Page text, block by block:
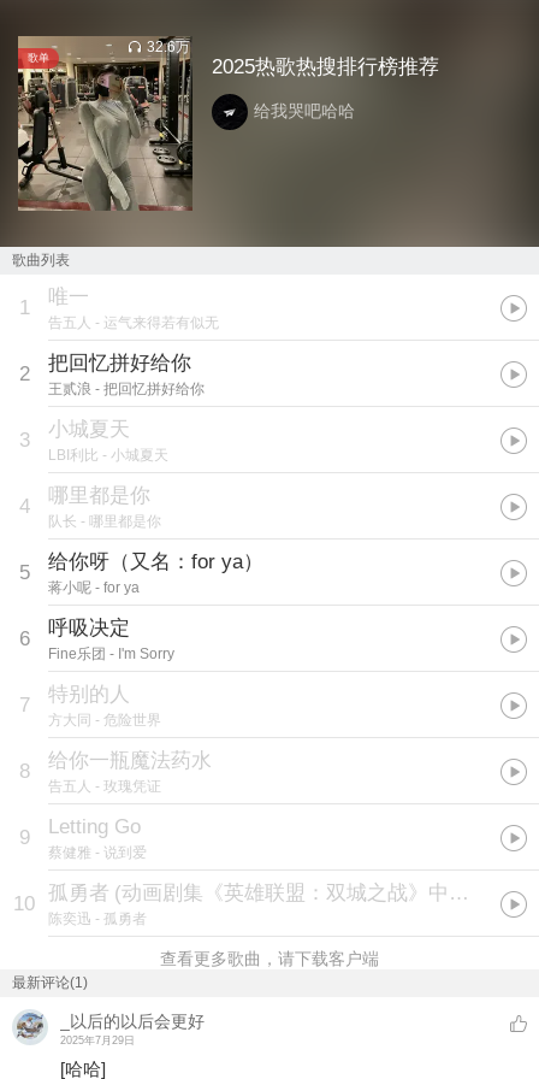
歌单
32.6万
2025热歌热搜排行榜推荐
给我哭吧哈哈
歌曲列表
1 唯一
告五人 - 运气来得若有似无
2 把回忆拼好给你
王贰浪 - 把回忆拼好给你
3 小城夏天
LBI利比 - 小城夏天
4 哪里都是你
队长 - 哪里都是你
5 给你呀（又名：for ya）
蒋小呢 - for ya
6 呼吸决定
Fine乐团 - I'm Sorry
7 特别的人
方大同 - 危险世界
8 给你一瓶魔法药水
告五人 - 玫瑰凭证
9 Letting Go
蔡健雅 - 说到爱
10 孤勇者 (动画剧集《英雄联盟：双城之战》中文主题曲
陈奕迅 - 孤勇者
查看更多歌曲，请下载客户端
最新评论(1)
_以后的以后会更好
2025年7月29日
[哈哈]